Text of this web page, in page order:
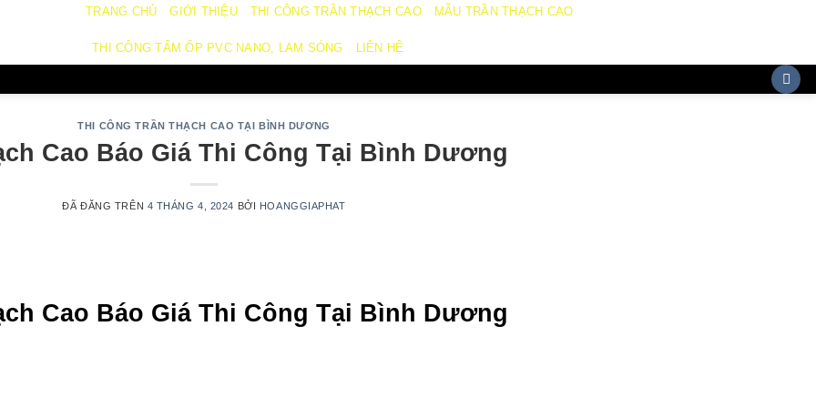
TRANG CHỦ GIỚI THIỆU THI CÔNG TRẦN THẠCH CAO MẪU TRẦN THẠCH CAO
THI CÔNG TẤM ỐP PVC NANO, LAM SÓNG LIÊN HỆ
THI CÔNG TRẦN THẠCH CAO TẠI BÌNH DƯƠNG
Cao Báo Giá Thi Công Tại Bình Dương
ĐÃ ĐĂNG TRÊN 4 THÁNG 4, 2024 BỞI HOANGGIAPHAT
Cao Báo Giá Thi Công Tại Bình Dương